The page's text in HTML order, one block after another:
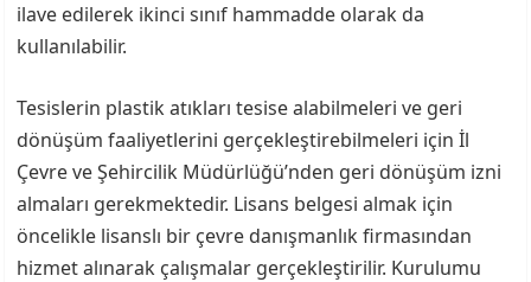
ilave edilerek ikinci sınıf hammadde olarak da
kullanılabilir.
Tesislerin plastik atıkları tesise alabilmeleri ve geri
dönüşüm faaliyetlerini gerçekleştirebilmeleri için İl
Çevre ve Şehircilik Müdürlüğü’nden geri dönüşüm izni
almaları gerekmektedir. Lisans belgesi almak için
öncelikle lisanslı bir çevre danışmanlık firmasından
hizmet alınarak çalışmalar gerçekleştirilir. Kurulumu